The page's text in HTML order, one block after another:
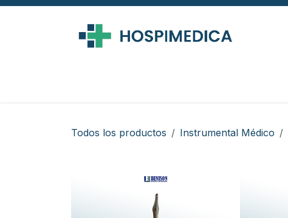
Ir al contenido
Todos los productos Instrumental Médico